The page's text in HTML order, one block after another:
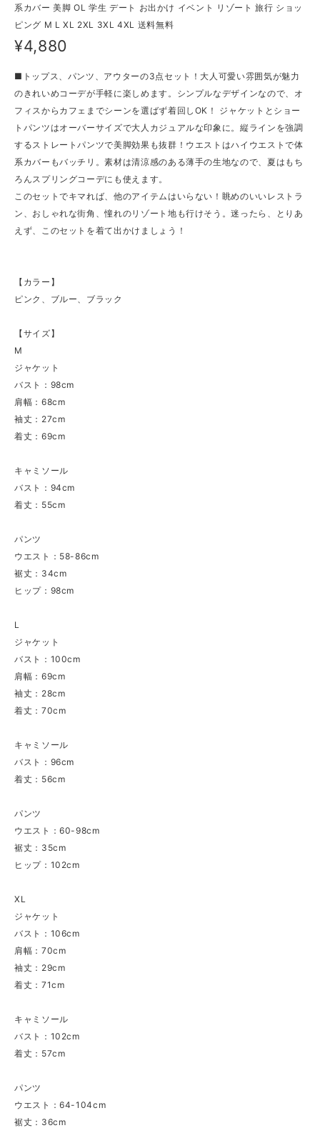
系カバー 美脚 OL 学生 デート お出かけ イベント リゾート 旅行 ショッ
ピング M L XL 2XL 3XL 4XL 送料無料
¥4,880
■トップス、パンツ、アウターの3点セット！大人可愛い雰囲気が魅力
のきれいめコーデが手軽に楽しめます。シンプルなデザインなので、オ
フィスからカフェまでシーンを選ばず着回しOK！ ジャケットとショー
トパンツはオーバーサイズで大人カジュアルな印象に。縦ラインを強調
するストレートパンツで美脚効果も抜群！ウエストはハイウエストで体
系カバーもバッチリ。素材は清涼感のある薄手の生地なので、夏はもち
ろんスプリングコーデにも使えます。
このセットでキマれば、他のアイテムはいらない！眺めのいいレストラ
ン、おしゃれな街角、憧れのリゾート地も行けそう。迷ったら、とりあ
えず、このセットを着て出かけましょう！
【カラー】
ピンク、ブルー、ブラック
【サイズ】
M
ジャケット
バスト：98cm
肩幅：68cm
袖丈：27cm
着丈：69cm
キャミソール
バスト：94cm
着丈：55cm
パンツ
ウエスト：58-86cm
裾丈：34cm
ヒップ：98cm
L
ジャケット
バスト：100cm
肩幅：69cm
袖丈：28cm
着丈：70cm
キャミソール
バスト：96cm
着丈：56cm
パンツ
ウエスト：60-98cm
裾丈：35cm
ヒップ：102cm
XL
ジャケット
バスト：106cm
肩幅：70cm
袖丈：29cm
着丈：71cm
キャミソール
バスト：102cm
着丈：57cm
パンツ
ウエスト：64-104cm
裾丈：36cm